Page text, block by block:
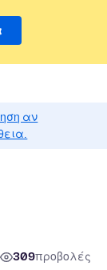
αν
309προβολές